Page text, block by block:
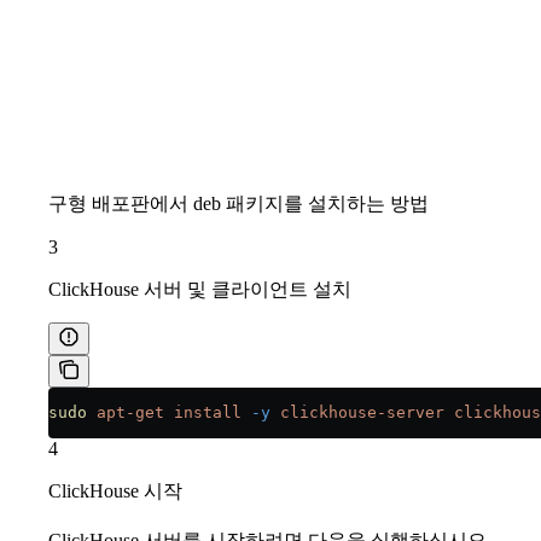
구형 배포판에서 deb 패키지를 설치하는 방법
3
ClickHouse 서버 및 클라이언트 설치
sudo apt-get install -y clickhouse-server
4
ClickHouse 시작